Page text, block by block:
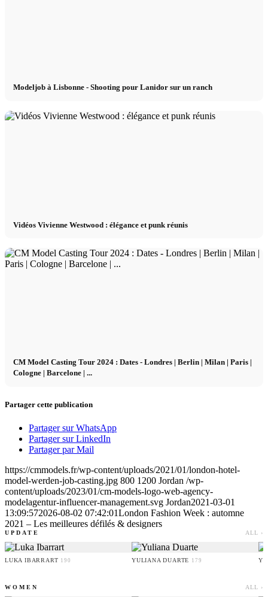
Modeljob à Lisbonne - Shooting pour Lanidor sur un ranch
Vidéos Vivienne Westwood : élégance et punk réunis
CM Model Casting Tour 2024 : Dates - Londres | Berlin | Milan | Paris |
Cologne | Barcelone | ...
Partager cette publication
Partager sur WhatsApp
Partager sur LinkedIn
Partager par Mail
https://cmmodels.fr/wp-content/uploads/2021/01/london-hotel-
model-werden-job-casting.jpg 800 1200 Jordan /wp-
content/uploads/2023/01/cm-models-logo-web-agency-
modelagentur-influencer-management.svg Jordan2021-03-01
13:09:572026-08-02 07:42:01London Fashion Week : automne
2021 – Les meilleures défilés & designers
UPDATE ALL ›
LUKA IBARRART 190 YULIANA DUARTE 179
WOMEN ALL ›